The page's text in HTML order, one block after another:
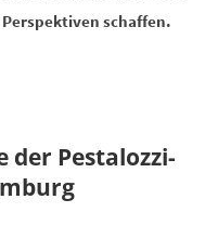
schaffen.